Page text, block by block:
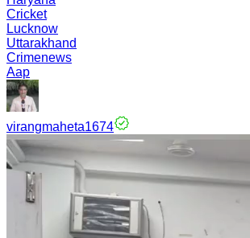
Cricket
Lucknow
Uttarakhand
Crimenews
Aap
virangmaheta1674